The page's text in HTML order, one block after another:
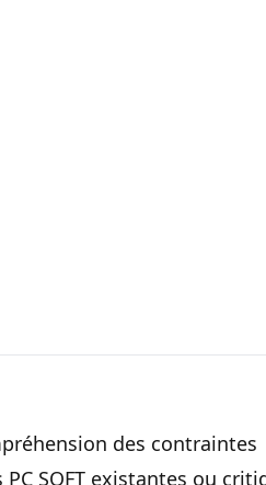
des contraintes
SOFT existantes ou